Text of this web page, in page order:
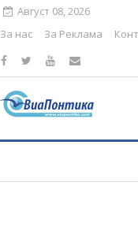
Август 08, 2026
За нас За Реклама